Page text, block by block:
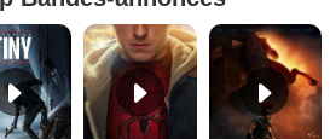
Mutiny Bande-annonce VO STFR Spider-Man: Brand New Day Bande-annonce VO STFR